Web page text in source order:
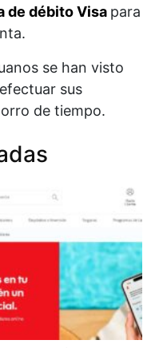
de débito Visa para
se han visto
sus
de tiempo.